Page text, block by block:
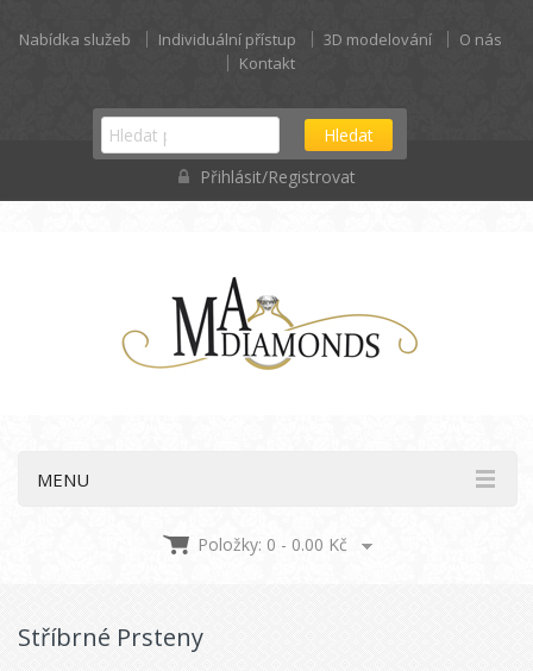
Nabídka služeb Individuální přístup 3D modelování
O nás
Kontakt
Hledat
Přihlásit/Registrovat
MENU
Položky: 0 - 0.00 Kč
Stříbrné Prsteny